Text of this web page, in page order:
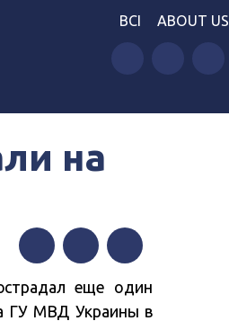
BCI ABOUT US
на
FacebookTwitter Telegram
еще один
ГУ МВД Украины в